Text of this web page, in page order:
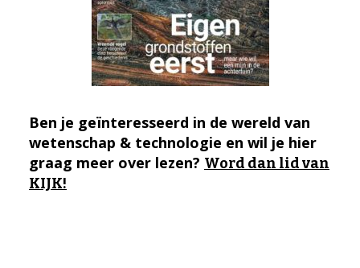
Ben je geïnteresseerd in de wereld van
wetenschap & technologie en wil je hier
graag meer over lezen? Word dan lid van
KIJK!